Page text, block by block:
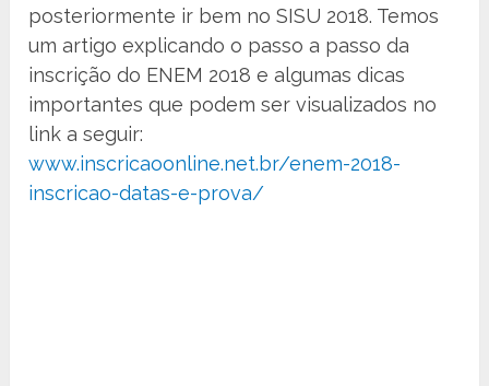
posteriormente ir bem no SISU 2018. Temos
um artigo explicando o passo a passo da
inscrição do ENEM 2018 e algumas dicas
importantes que podem ser visualizados no
link a seguir:
www.inscricaoonline.net.br/enem-2018-
inscricao-datas-e-prova/